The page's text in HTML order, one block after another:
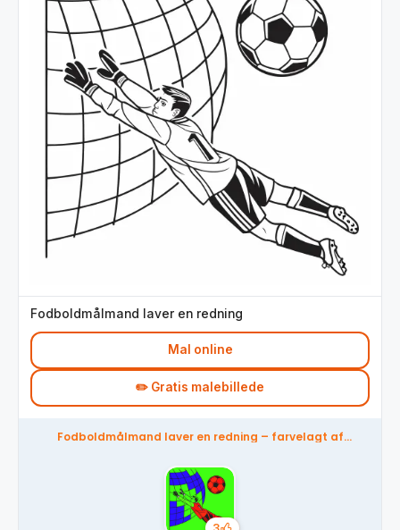
Fodboldmålmand laver en redning
Mal online
✏️ Gratis malebillede
Fodboldmålmand laver en redning – farvelagt af
3